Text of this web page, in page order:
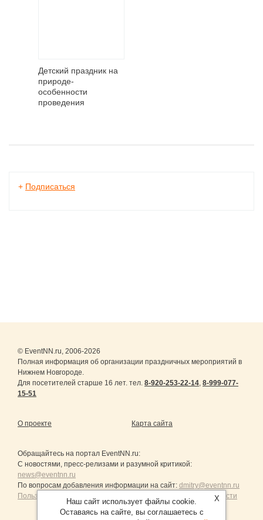
Детский праздник на
природе-
особенности
проведения
+ Подписаться
© EventNN.ru, 2006-2026
Полная информация об организации праздничных мероприятий в
Нижнем Новгороде.
Для посетителей старше 16 лет. тел. 8-920-253-22-14, 8-999-077-
15-51
О проекте Карта сайта
Обращайтесь на портал EventNN.ru:
С новостями, пресс-релизами и разумной критикой:
news@eventnn.ru
По вопросам добавления информации на сайт: dmitry@eventnn.ru
Пользовательское Соглашение и политика конфиденциальности
X
Наш сайт использует файлы cookie.
Оставаясь на сайте, вы соглашаетесь с